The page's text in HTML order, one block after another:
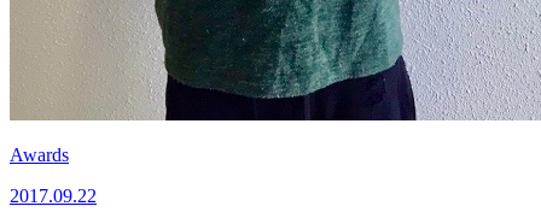
Awards
2017.09.22